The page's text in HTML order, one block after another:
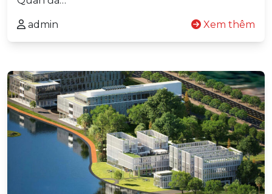
admin Xem thêm